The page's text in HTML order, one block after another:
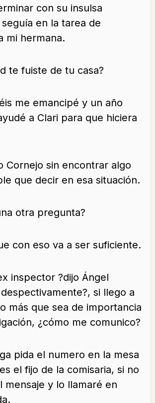
con su insulsa
en la tarea de
mi hermana.
te fuiste de tu casa?
me emancipé y un año
a Clari para que hiciera
Cornejo sin encontrar algo
que decir en esa situación.
otra pregunta?
con eso va a ser suficiente.
inspector ?dijo Ángel
si llego a
más que sea de importancia
¿cómo me comunico?
pida el numero en la mesa
el fijo de la comisaria, si no
mensaje y lo llamaré en